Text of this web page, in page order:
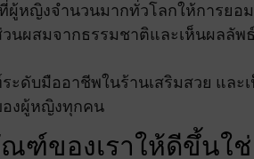
ผู้หญิงจำนวนมากทั่วโลกให้การยอ
นผสมจากธรรมชาติและเห็นผลลัพ
ดับมืออาชีพในร้านเสริมสวย และ
องผู้หญิงทุกคน
ฑ์ของเราให้ดีขึ้นใช่